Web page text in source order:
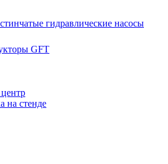
гидравлические насосы
GFT
на стенде